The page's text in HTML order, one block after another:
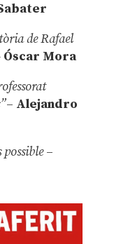
de Rafael
Óscar Mora
– Alejandro
–